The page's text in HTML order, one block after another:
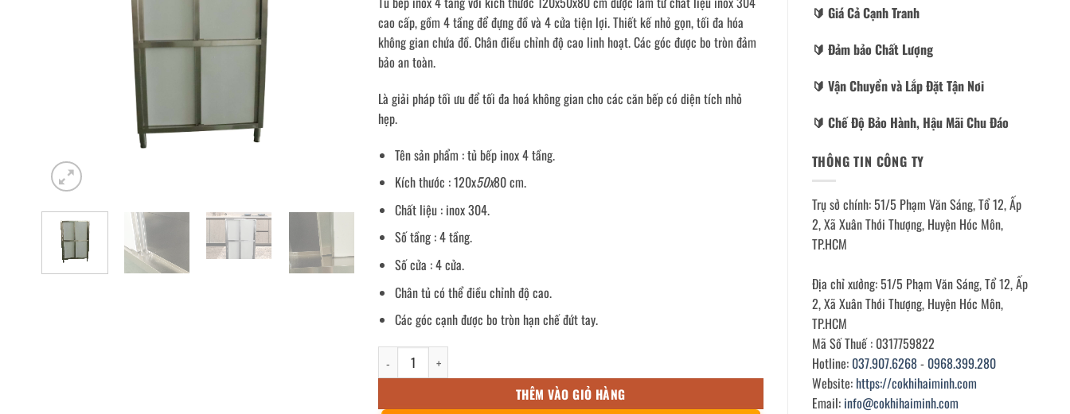
cao cấp, gồm 4 tầng để đựng đồ và 4 cửa tiện lợi. Thiết kế nhỏ gọn, tối đa hóa
không gian chứa đồ. Chân điều chỉnh độ cao linh hoạt. Các góc được bo tròn đảm
bảo an toàn.
Là giải pháp tối ưu để tối đa hoá không gian cho các căn bếp có diện tích nhỏ
hẹp.
Tên sản phẩm : tủ bếp inox 4 tầng.
Kích thước : 120x50x80 cm.
Chất liệu : inox 304.
Số tầng : 4 tầng.
Số cửa : 4 cửa.
Chân tủ có thể điều chỉnh độ cao.
Các góc cạnh được bo tròn hạn chế đứt tay.
Tủ bếp inox đựng thức ăn 4 tầng số lượng
THÊM VÀO GIỎ HÀNG
🔰️ Giá Cả Cạnh Tranh
🔰️ Đảm bảo Chất Lượng
🔰️ Vận Chuyển và Lắp Đặt Tận Nơi
🔰️ Chế Độ Bảo Hành, Hậu Mãi Chu Đáo
THÔNG TIN CÔNG TY
Trụ sở chính: 51/5 Phạm Văn Sáng, Tổ 12, Ấp
2, Xã Xuân Thới Thượng, Huyện Hóc Môn,
TP.HCM
Địa chỉ xưởng: 51/5 Phạm Văn Sáng, Tổ 12, Ấp
2, Xã Xuân Thới Thượng, Huyện Hóc Môn,
TP.HCM
Mã Số Thuế : 0317759822
Hotline: 037.907.6268- 0968.399.280
Website: https://cokhihaiminh.com
Email: info@cokhihaiminh.com